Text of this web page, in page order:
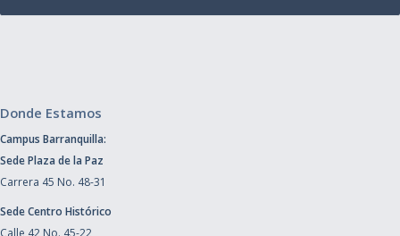
Donde Estamos
Campus Barranquilla:
Sede Plaza de la Paz
Carrera 45 No. 48-31
Sede Centro Histórico